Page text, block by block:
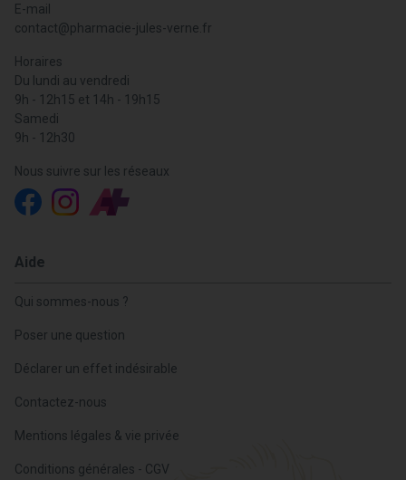
E-mail
contact@pharmacie-jules-verne.fr
Horaires
Du lundi au vendredi
9h - 12h15 et 14h - 19h15
Samedi
9h - 12h30
Nous suivre sur les réseaux
Aide
Qui sommes-nous ?
Poser une question
Déclarer un effet indésirable
Contactez-nous
Mentions légales & vie privée
Conditions générales - CGV